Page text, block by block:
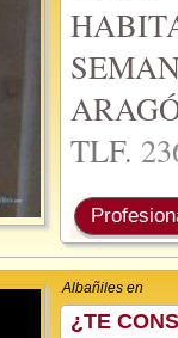
TLF.
Albañiles en
¿TE